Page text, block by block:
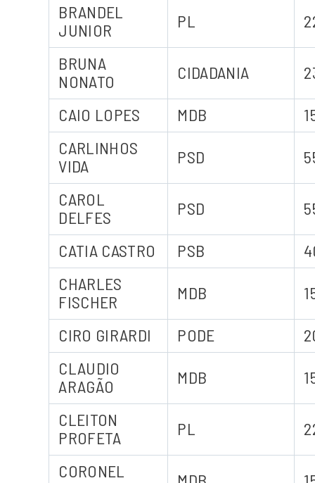
BRANDEL
JUNIOR
PL
BRUNA
NONATO
CIDADANIA
CAIO LOPES MDB
CARLINHOS
VIDA
PSD
CAROL
DELFES
PSD
CATIA CASTRO PSB
CHARLES
FISCHER
MDB
CIRO GIRARDI PODE
CLAUDIO
ARAGÃO
MDB
CLEITON
PROFETA
PL
CORONEL